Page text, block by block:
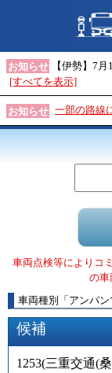
お知らせ
【伊勢】7
[すべてを表示]
お知らせ 一部の路線
車両点検等によりコ
の車
車両種別
「 アンパン
候補
1253(三重交通(